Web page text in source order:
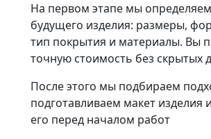
На первом этапе мы
будущего изделия: размеры,
тип покрытия и материалы. Вы
точную стоимость без скрытых
После этого мы подбираем
подготавливаем макет изделия
его перед началом работ